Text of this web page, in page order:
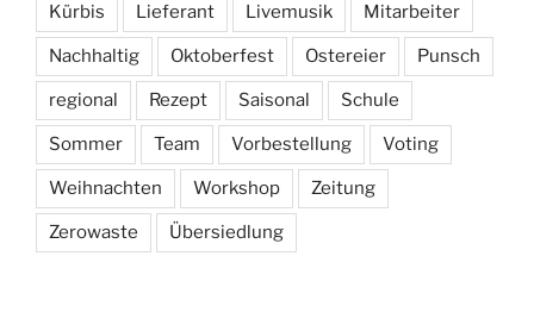
Kürbis Lieferant Livemusik Mitarbeiter
Nachhaltig Oktoberfest Ostereier Punsch
regional Rezept Saisonal Schule
Sommer Team Vorbestellung Voting
Weihnachten Workshop Zeitung
Zerowaste Übersiedlung